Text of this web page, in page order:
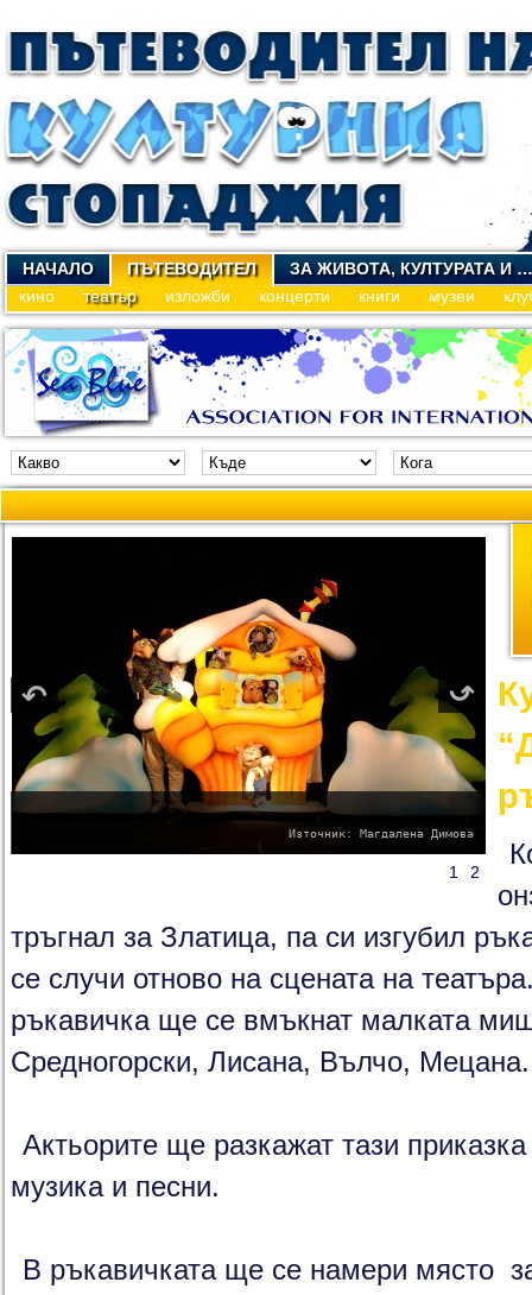
НАЧАЛО ПЪТЕВОДИТЕЛ
ЗА ЖИВОТА, КУЛТУРАТА И …
кино
театър изложби концерти книги музеи
Източник: Магдалена Димова
1 2
тръгнал за Златица, па си изгубил
се случи отново на сцената на
ръкавичка ще се вмъкнат малката
Средногорски, Лисана, Вълчо,
Актьорите ще разкажат тази
музика и песни.
В ръкавичката ще се намери място